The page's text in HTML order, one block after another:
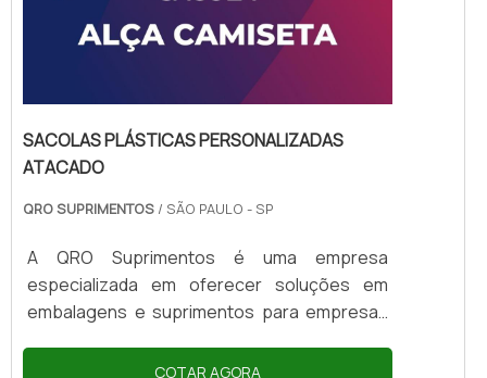
SACOLAS PLÁSTICAS PERSONALIZADAS
ATACADO
QRO SUPRIMENTOS / SÃO PAULO - SP
A QRO Suprimentos é uma empresa
especializada em oferecer soluções em
embalagens e suprimentos para empresas
atender às necessidades de seus clientes, a
COTAR AGORA